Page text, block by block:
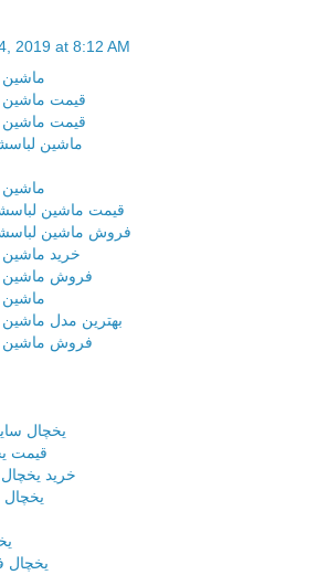
2019 at 8:12 AM
قیمت
قیمت
ماشین
قیمت ماشین
فروش ماشین
خرید
فروش ماشین
بهترین مدل
فروش ماشین
یخچال
قیمت
خرید
یخچال
یخچال